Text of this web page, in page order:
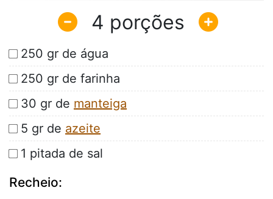
4
250 gr de água
250 gr de farinha
30 gr de manteiga
5 gr de azeite
1 pitada de sal
Recheio: